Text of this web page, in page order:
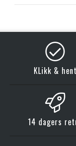
KLikk & hent
14 dagers